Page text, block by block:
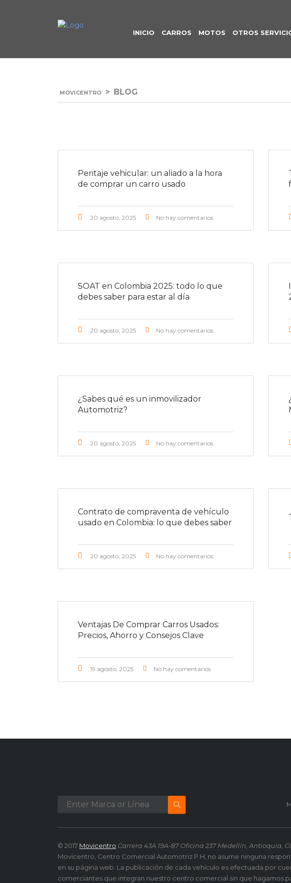
INICIO CARROS MOTOS OTROS
MOVICENTRO > BLOG
Peritaje vehicular: un aliado a la hora
de comprar un carro usado
20 agosto, 2025 No hay comentarios
SOAT en Colombia 2025: todo lo que
debes saber para estar al día
20 agosto, 2025 No hay comentarios
¿Sabes qué es un inmovilizador
Automotriz?
20 agosto, 2025 No hay comentarios
Contrato de compraventa de vehículo
usado en Colombia: lo que debes saber
20 agosto, 2025 No hay comentarios
Ventajas De Comprar Carros Usados:
Precios, Ahorro y Consejos Clave
19 agosto, 2025 No hay comentarios
© 2017 Movicentro Carrera 43A 19A-87 Oficina 237 Medellín, Antioquia,
Movicentro, Centro Comercial Automotriz P.H, no asume ninguna
en su página web. La publicación de cada vehículo es efectuada por
comerciantes que integran nuestro centro comercial sin que hagamos